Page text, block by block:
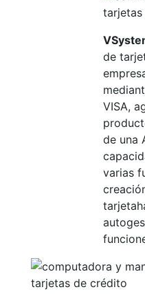
de
VISA,
de una
varias